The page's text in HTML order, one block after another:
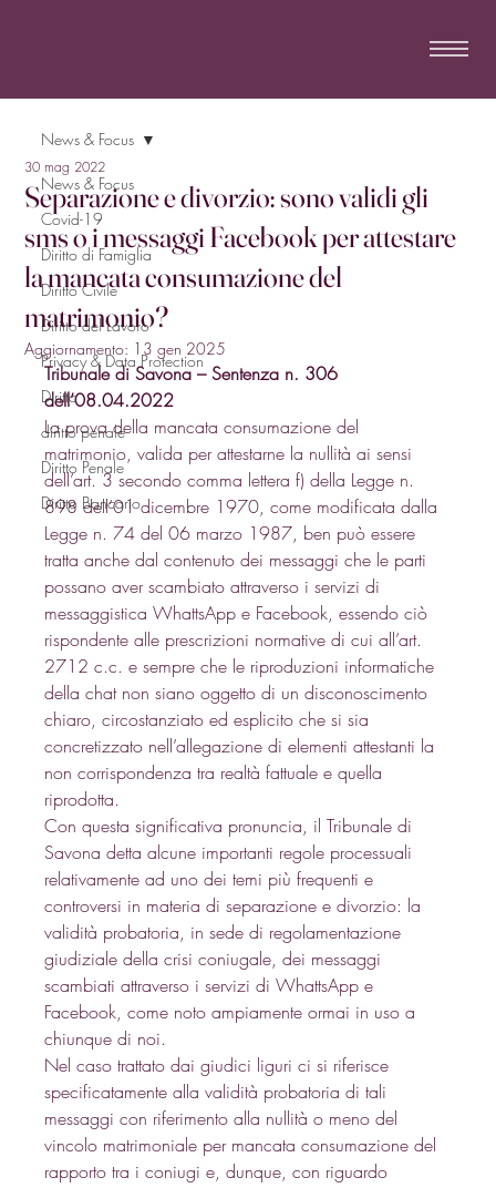
News & Focus
Covid-19
Diritto di Famiglia
Diritto Civile
Diritto del Lavoro
Privacy & Data Protection
Diritto
diritto penale
Diritto Penale
Diritto Bancario
News & Focus
Separazione e divorzio: sono validi gli
sms o i messaggi Facebook per attestare
la mancata consumazione del
matrimonio?
30 mag 2022
Aggiornamento: 13 gen 2025
Tribunale di Savona – Sentenza n. 306
dell’08.04.2022
La prova della mancata consumazione del
matrimonio, valida per attestarne la nullità ai sensi
dell’art. 3 secondo comma lettera f) della Legge n.
898 dell’01 dicembre 1970, come modificata dalla
Legge n. 74 del 06 marzo 1987, ben può essere
tratta anche dal contenuto dei messaggi che le parti
possano aver scambiato attraverso i servizi di
messaggistica WhattsApp e Facebook, essendo ciò
rispondente alle prescrizioni normative di cui all’art.
2712 c.c. e sempre che le riproduzioni informatiche
della chat non siano oggetto di un disconoscimento
chiaro, circostanziato ed esplicito che si sia
concretizzato nell’allegazione di elementi attestanti la
non corrispondenza tra realtà fattuale e quella
riprodotta.
Con questa significativa pronuncia, il Tribunale di
Savona detta alcune importanti regole processuali
relativamente ad uno dei temi più frequenti e
controversi in materia di separazione e divorzio: la
validità probatoria, in sede di regolamentazione
giudiziale della crisi coniugale, dei messaggi
scambiati attraverso i servizi di WhattsApp e
Facebook, come noto ampiamente ormai in uso a
chiunque di noi.
Nel caso trattato dai giudici liguri ci si riferisce
specificatamente alla validità probatoria di tali
messaggi con riferimento alla nullità o meno del
vincolo matrimoniale per mancata consumazione del
rapporto tra i coniugi e, dunque, con riguardo